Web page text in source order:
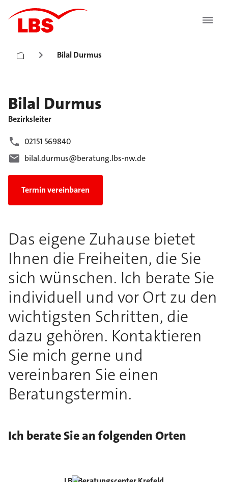
Bilal Durmus
Bilal Durmus
Bezirksleiter
02151 569840
bilal.durmus@beratung.lbs-nw.de
Termin vereinbaren
Das eigene Zuhause bietet
Ihnen die Freiheiten, die Sie
sich wünschen. Ich berate Sie
individuell und vor Ort zu den
wichtigsten Schritten, die
dazu gehören. Kontaktieren
Sie mich gerne und
vereinbaren Sie einen
Beratungstermin.
Ich berate Sie an folgenden Orten